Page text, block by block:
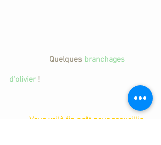
		Quelques
branchages
d'olivier !